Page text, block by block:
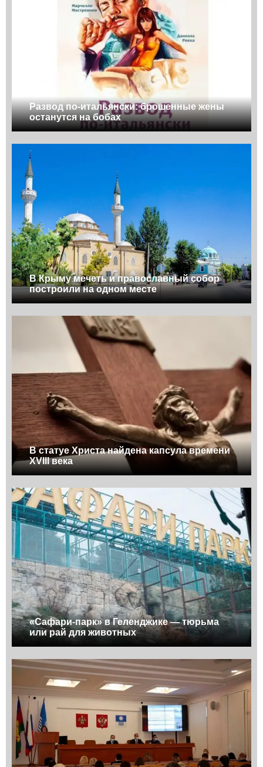
Развод по-итальянски: брошенные жены
останутся на бобах
В Крыму мечеть и православный собор
построили на одном месте
В статуе Христа найдена капсула времени
XVIII века
«Сафари-парк» в Геленджике — тюрьма
или рай для животных